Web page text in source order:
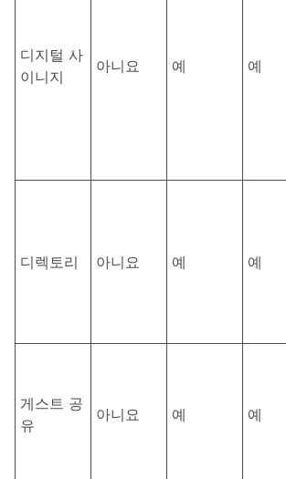
디지털 사
이니지
아니요 예 예
디렉토리 아니요 예 예
게스트 공
유
아니요 예 예